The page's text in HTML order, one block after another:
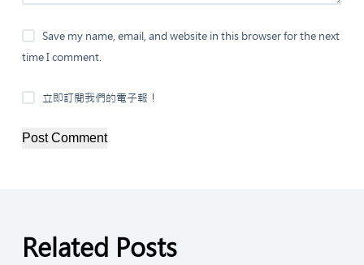
Save my name, email, and website in this browser for the next
time I comment.
立即訂閱我們的電子報！
Post Comment
Related Posts